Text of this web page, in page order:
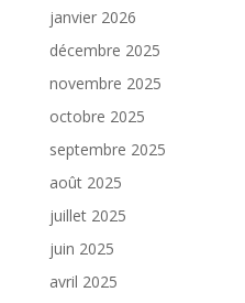
janvier 2026
décembre 2025
novembre 2025
octobre 2025
septembre 2025
août 2025
juillet 2025
juin 2025
avril 2025